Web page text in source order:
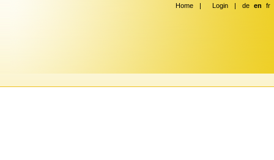
Home | Login | de en fr